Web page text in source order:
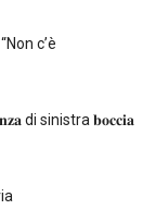
c’è
di sinistra 𝐛𝐨𝐜𝐜𝐢𝐚